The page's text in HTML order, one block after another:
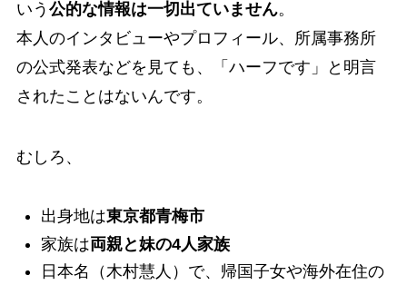
いう 公的な情報は一切出ていません。
本人のインタビューやプロフィール、所属事務所
の公式発表などを見ても、「ハーフです」と明言
されたことはないんです。
むしろ、
出身地は東京都青梅市
家族は両親と妹の4人家族
日本名（木村慧人）で、帰国子女や海外在住の